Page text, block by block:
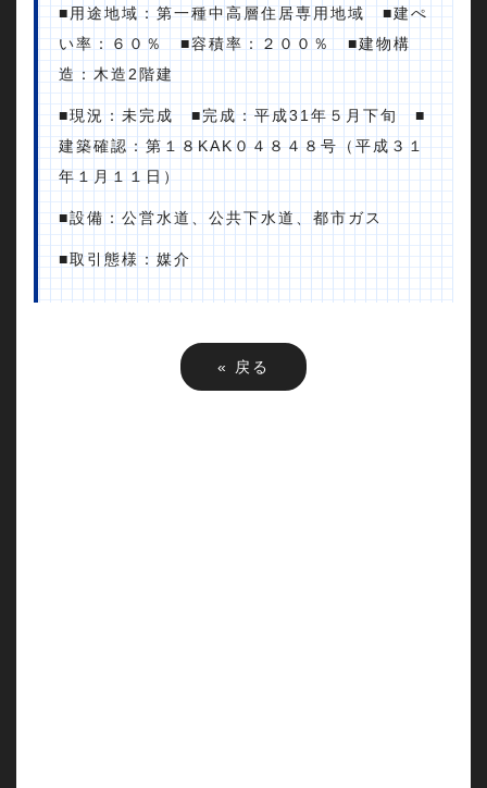
■用途地域：第一種中高層住居専用地域 ■建ぺ
い率：６０％ ■容積率：２００％ ■建物構
造：木造2階建
■現況：未完成 ■完成：平成31年５月下旬 ■
建築確認：第１８KAK０４８４８号（平成３１
年１月１１日）
■設備：公営水道、公共下水道、都市ガス
■取引態様：媒介
« 戻る